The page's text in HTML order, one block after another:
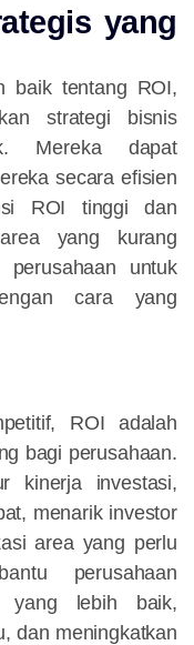
yang
baik tentang ROI,
strategi bisnis
Mereka dapat
secara efisien
ROI tinggi dan
yang kurang
perusahaan untuk
cara yang
ROI adalah
bagi perusahaan.
kinerja investasi,
menarik investor
area yang perlu
perusahaan
yang lebih baik,
dan meningkatkan